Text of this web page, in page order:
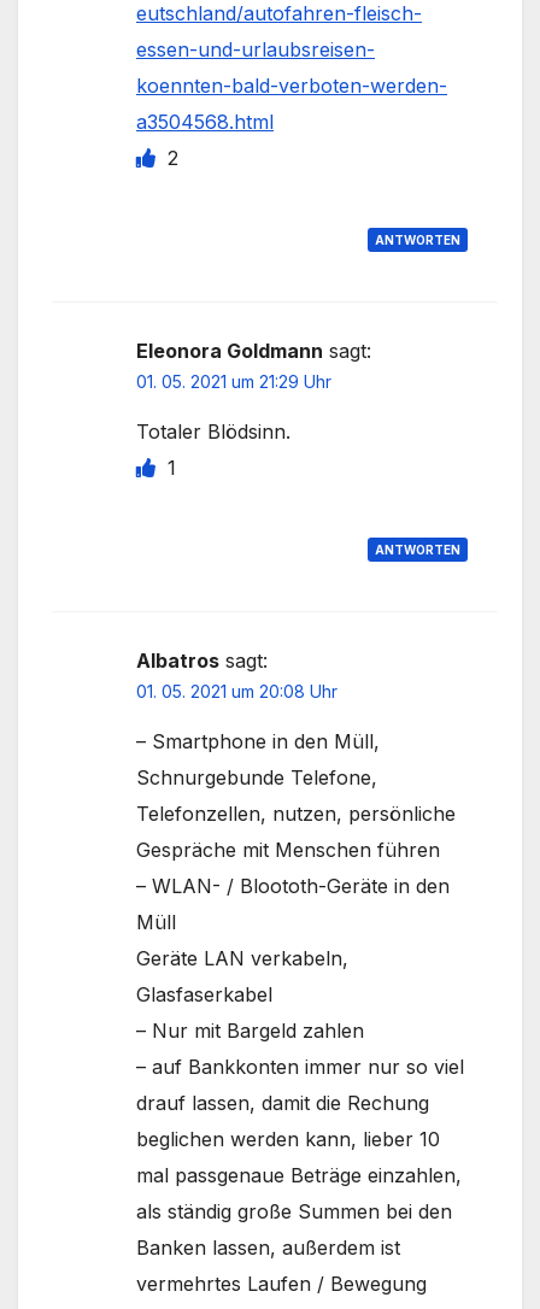
eutschland/autofahren-fleisch-
essen-und-urlaubsreisen-
koennten-bald-verboten-werden-
a3504568.html
2
ANTWORTEN
Eleonora Goldmann sagt:
01. 05. 2021 um 21:29 Uhr
Totaler Blödsinn.
1
ANTWORTEN
Albatros sagt:
01. 05. 2021 um 20:08 Uhr
– Smartphone in den Müll,
Schnurgebunde Telefone,
Telefonzellen, nutzen, persönliche
Gespräche mit Menschen führen
– WLAN- / Bloototh-Geräte in den
Müll
Geräte LAN verkabeln,
Glasfaserkabel
– Nur mit Bargeld zahlen
– auf Bankkonten immer nur so viel
drauf lassen, damit die Rechung
beglichen werden kann, lieber 10
mal passgenaue Beträge einzahlen,
als ständig große Summen bei den
Banken lassen, außerdem ist
vermehrtes Laufen / Bewegung